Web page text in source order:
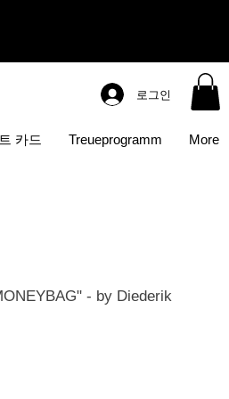
로그인
카드 Treueprogramm More
- by Diederik